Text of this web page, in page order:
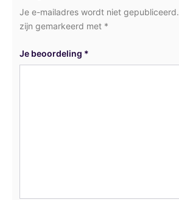
Je e-mailadres wordt niet gepubliceerd.
zijn gemarkeerd met *
Je beoordeling *